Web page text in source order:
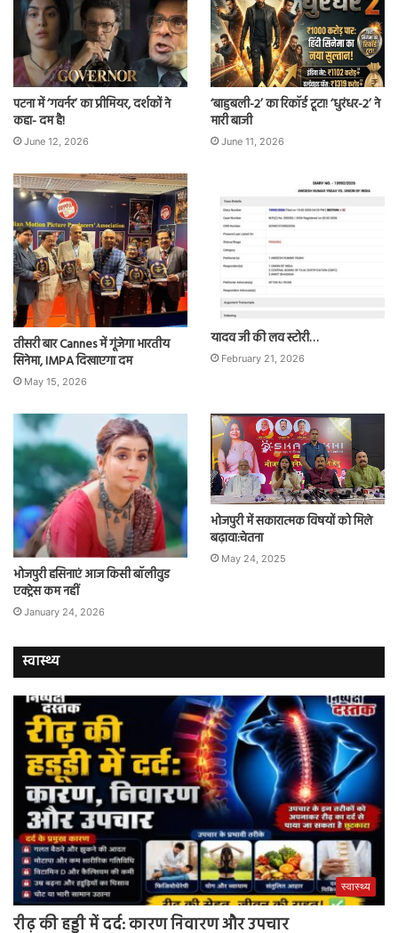
पटना में ‘गवर्नर’ का प्रीमियर, दर्शकों ने
कहा- दम है!
June 12, 2026
‘बाहुबली-2’ का रिकॉर्ड टूटा! ‘धुरंधर-2’ ने
मारी बाजी
June 11, 2026
तीसरी बार Cannes में गूंजेगा भारतीय
सिनेमा, IMPA दिखाएगा दम
May 15, 2026
यादव जी की लव स्टोरी…
February 21, 2026
भोजपुरी हसिनाएं आज किसी बॉलीवुड
एक्ट्रेस कम नहीं
January 24, 2026
भोजपुरी में सकारात्मक विषयों को मिले
बढ़ावा:चेतना
May 24, 2025
स्वास्थ्य
स्वास्थ्य
रीढ़ की हड्डी में दर्द: कारण निवारण और उपचार